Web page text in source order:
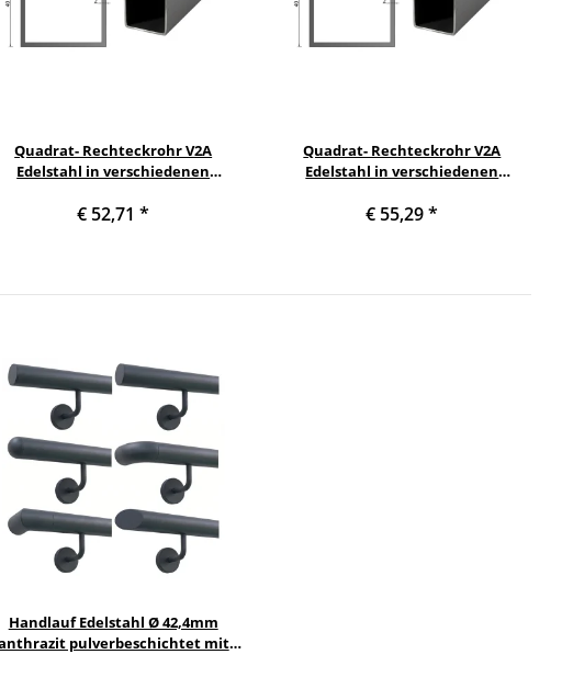
Quadrat- Rechteckrohr V2A
Edelstahl in verschiedenen
am Stück Variante: Rechteck-
€ 52,71*
Quadrat- Rechteckrohr V2A
Edelstahl in verschiedenen
am Stück Variante: Rechteck-
€ 55,29*
Handlauf Edelstahl Ø 42,4mm
pulverbeschichtet mit